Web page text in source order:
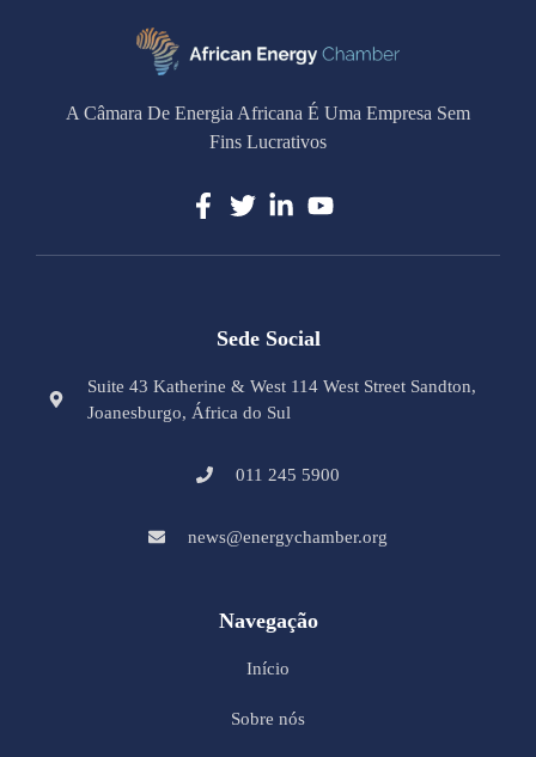
A Câmara De Energia Africana É Uma Empresa Sem
Fins Lucrativos
Sede Social
Suite 43 Katherine & West 114 West Street Sandton,
Joanesburgo, África do Sul
011 245 5900
news@energychamber.org
Navegação
Início
Sobre nós